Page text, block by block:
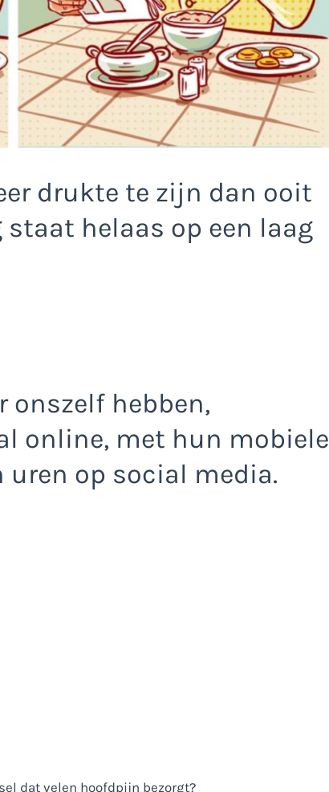
drukte te zijn dan ooit
helaas op een laag
onszelf hebben,
online, met hun mobiele
op social media.